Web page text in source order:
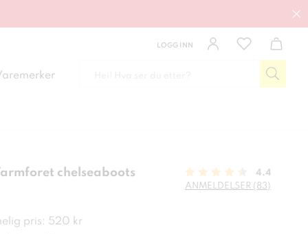
LOGG INN
chelseaboots
4.4
ANMELDELSER (83)
pris: 520 kr